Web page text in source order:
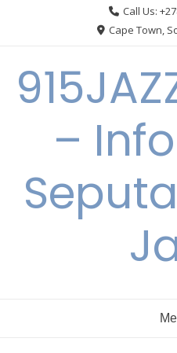
Call Us:
Cape Town,
–